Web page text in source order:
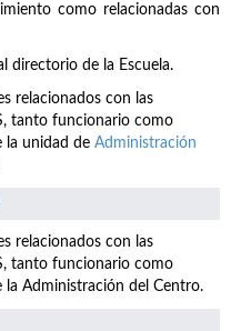
como relacionadas con
directorio de la Escuela.
relacionados con las
tanto funcionario como
la unidad de Administración
relacionados con las
tanto funcionario como
la Administración del Centro.